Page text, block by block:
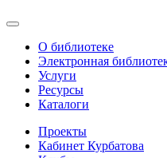
О библиотеке
Электронная
Услуги
Ресурсы
Каталоги
Проекты
Кабинет Курбатова